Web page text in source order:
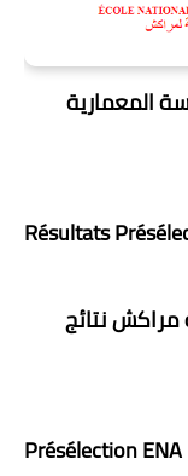
المعمارية
Résultats
مراكشنتائج
Présélection ENA